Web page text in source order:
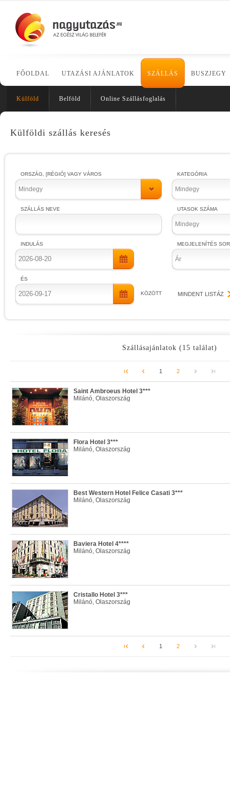
FŐOLDAL UTAZÁSI AJÁNLATOK SZÁLLÁS BUSZJEGY
Külföld Belföld Online Szállásfoglalás
Külföldi szállás keresés
ORSZÁG, [RÉGIÓ] VAGY VÁROS
Mindegy
SZÁLLÁS NEVE
INDULÁS
ÉS
KÖZÖTT
KATEGÓRIA
Mindegy
UTASOK SZÁMA
Mindegy
MEGJELENÍTÉS
Ár
MINDENT LISTÁZ
Szállásajánlatok (15 találat)
1 2
Saint Ambroeus Hotel 3***
Milánó, Olaszország
Flora Hotel 3***
Milánó, Olaszország
Best Western Hotel Felice Casati 3***
Milánó, Olaszország
Baviera Hotel 4****
Milánó, Olaszország
Cristallo Hotel 3***
Milánó, Olaszország
1 2